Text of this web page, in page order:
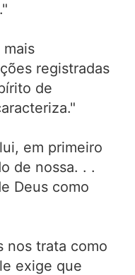
registradas
de
em primeiro
de nossa. . .
Deus como
nos trata como
exige que